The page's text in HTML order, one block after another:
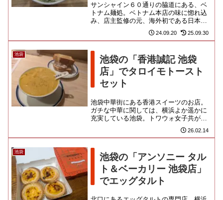
サンシャイン６０通りの脇道にある、ベ
トナム麺処。ベトナム本店の味に惚れ込
み、店主監修の元、海外初である日本出
店の許可を得たという話が載っておりま
した。近年は横浜でもベトナム...
24.09.20 25.09.30
池袋
池袋の「香港誠記 池袋
店」でタロイモトースト
セット
池袋中華街にある香港スイーツのお店。
ガチな中華に関しては、横浜よか遥かに
充実している池袋。トワウォ女子共が喜
びそうなスイーツのお店もできているよ
うだけど・・・いやいや、怪し... 26.02.14
池袋
池袋の「アンソニー タル
ト＆ベーカリー 池袋店」
でエッグタルト